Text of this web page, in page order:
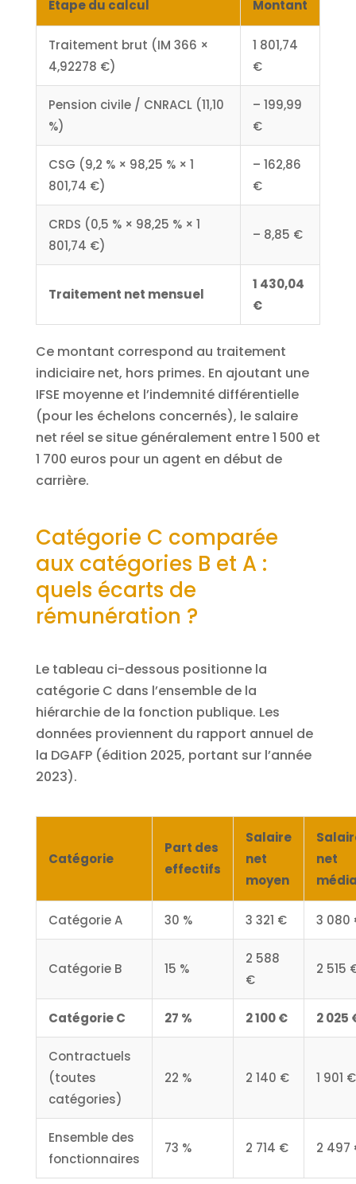
Étape du calcul Montant
Traitement brut (IM 366 ×
4,92278 €)
1 801,74
€
Pension civile / CNRACL (11,10
%)
– 199,99
€
CSG (9,2 % × 98,25 % × 1
801,74 €)
– 162,86
€
CRDS (0,5 % × 98,25 % × 1
801,74 €)
– 8,85 €
Traitement net mensuel
1 430,04
€
Ce montant correspond au traitement
indiciaire net, hors primes. En ajoutant une
IFSE moyenne et l’indemnité différentielle
(pour les échelons concernés), le salaire
net réel se situe généralement entre 1 500 et
1 700 euros pour un agent en début de
carrière.
Catégorie C comparée
aux catégories B et A :
quels écarts de
rémunération ?
Le tableau ci-dessous positionne la
catégorie C dans l’ensemble de la
hiérarchie de la fonction publique. Les
données proviennent du rapport annuel de
la DGAFP (édition 2025, portant sur l’année
2023).
Catégorie
Part des
effectifs
Salaire
net
moyen
net
Catégorie A 30 % 3 321 € 3 080
Catégorie B 15 %
2 588
€
2 515
Catégorie C 27 % 2 100 € 2 025
Contractuels
(toutes
catégories)
22 % 2 140 € 1 901 €
Ensemble des
fonctionnaires
73 % 2 714 € 2 497